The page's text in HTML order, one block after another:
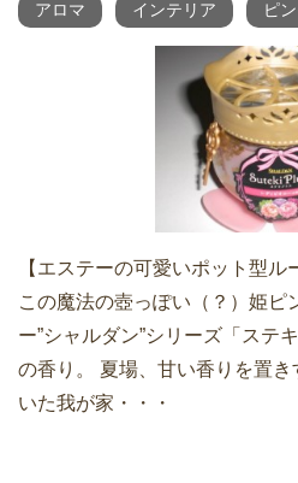
アロマ インテリア ピ
【エステーの可愛いポット型ル
この魔法の壺っぽい（？）姫ピ
ー”シャルダン”シリーズ「ステ
の香り。 夏場、甘い香りを置
いた我が家・・・